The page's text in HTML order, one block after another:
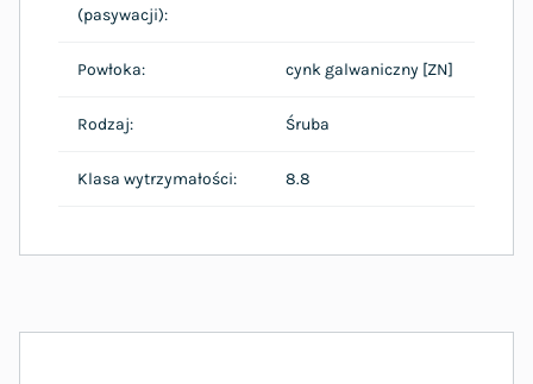
(pasywacji):
Powłoka: cynk galwaniczny [ZN]
Rodzaj: Śruba
Klasa wytrzymałości: 8.8